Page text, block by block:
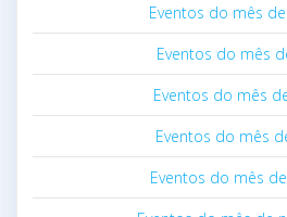
Eventos do mês
Eventos do mês
Eventos do mês
Eventos do mês
Eventos do mês